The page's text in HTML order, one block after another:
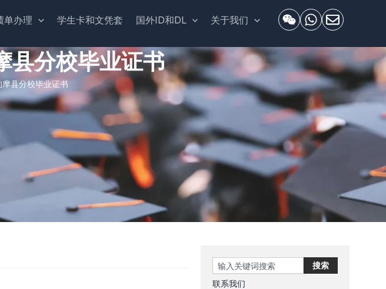
单办理 学生卡和文凭套 国外ID和DL 关于我们
县分校毕业证书
县分校毕业证书
Search 搜索
联系我们